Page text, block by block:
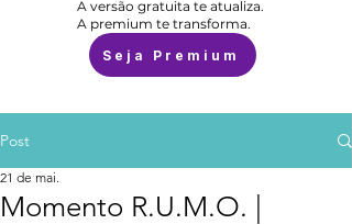
A versão gratuita te atualiza.
A premium te transforma.
Seja Premium
Post
Momento R.U.M.O. |
21 de mai.